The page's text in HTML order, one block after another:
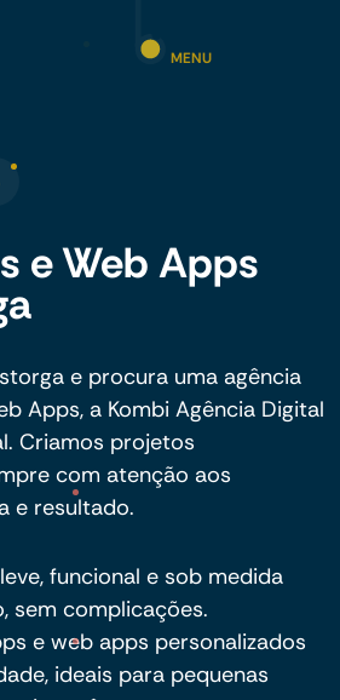
MENU
e Web Apps
e procura uma agência
Apps, a Kombi Agência Digital
Criamos projetos
com atenção aos
e resultado.
funcional e sob medida
sem complicações.
e web apps personalizados
ideais para pequenas